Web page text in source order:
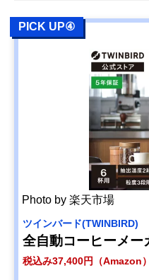
PICK UP④
Photo by 楽天市場
ツインバード(TWINBIRD)
全自動コーヒーメ
税込み37,400円（Amazon）